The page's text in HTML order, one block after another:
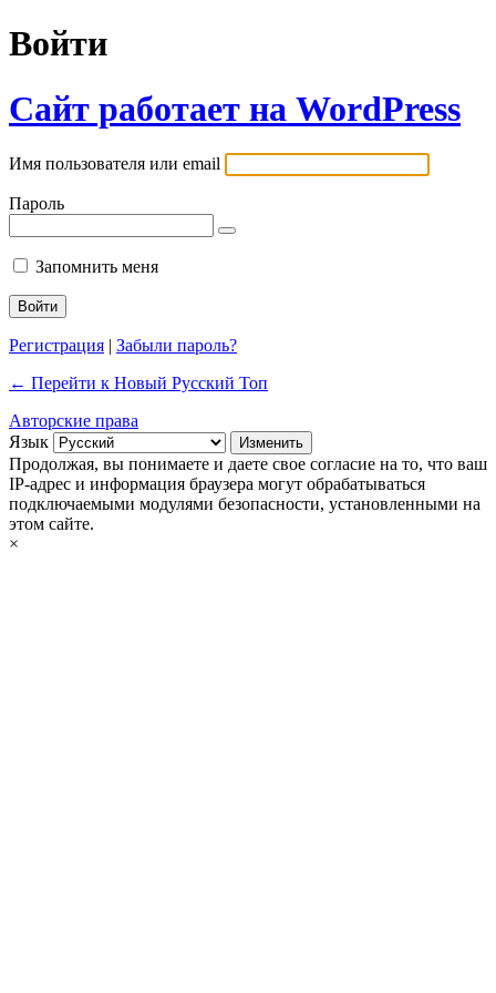
Войти
Сайт работает на WordPress
Имя пользователя или email
Пароль
Запомнить меня
Регистрация | Забыли пароль?
← Перейти к Новый Русский Топ
Авторские права
Язык
Продолжая, вы понимаете и даете свое согласие на то, что ваш
IP-адрес и информация браузера могут обрабатываться
подключаемыми модулями безопасности, установленными на
этом сайте.
×